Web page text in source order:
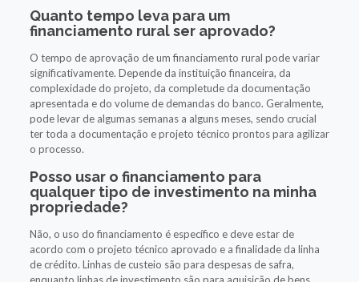
Quanto tempo leva para um
financiamento rural ser aprovado?
O tempo de aprovação de um financiamento rural pode variar
significativamente. Depende da instituição financeira, da
complexidade do projeto, da completude da documentação
apresentada e do volume de demandas do banco. Geralmente,
pode levar de algumas semanas a alguns meses, sendo crucial
ter toda a documentação e projeto técnico prontos para agilizar
o processo.
Posso usar o financiamento para
qualquer tipo de investimento na minha
propriedade?
Não, o uso do financiamento é específico e deve estar de
acordo com o projeto técnico aprovado e a finalidade da linha
de crédito. Linhas de custeio são para despesas de safra,
enquanto linhas de investimento são para aquisição de bens